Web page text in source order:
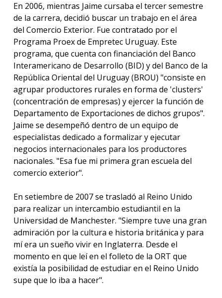
En 2006, mientras Jaime cursaba el tercer semestre
de la carrera, decidió buscar un trabajo en el área
del Comercio Exterior. Fue contratado por el
Programa Proex de Empretec Uruguay. Este
programa, que cuenta con financiación del Banco
Interamericano de Desarrollo (BID) y del Banco de la
República Oriental del Uruguay (BROU) "consiste en
agrupar productores rurales en forma de 'clusters'
(concentración de empresas) y ejercer la función de
Departamento de Exportaciones de dichos grupos".
Jaime se desempeñó dentro de un equipo de
especialistas dedicado a formalizar y ejecutar
negocios internacionales para los productores
nacionales. "Esa fue mi primera gran escuela del
comercio exterior".
En setiembre de 2007 se trasladó al Reino Unido
para realizar un intercambio estudiantil en la
Universidad de Manchester. "Siempre tuve una gran
admiración por la cultura e historia británica y para
mí era un sueño vivir en Inglaterra. Desde el
momento en que leí en el folleto de la ORT que
existía la posibilidad de estudiar en el Reino Unido
supe que lo iba a hacer".